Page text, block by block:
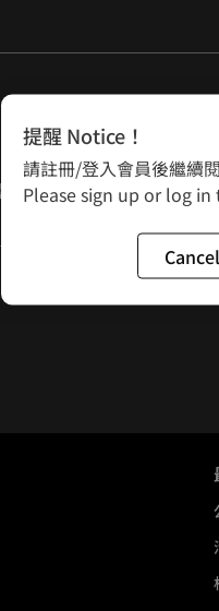
到完結的小夥伴們
趣的大家來社群上跟我聊
提醒 Notice！
請註冊/登入會員後繼續
Please sign up or log
Cancel